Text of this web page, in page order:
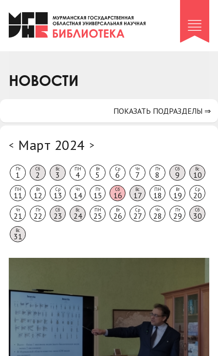
Клуб «Гиря и сельдерей»
Клуб «Семейный архив»
Коллегам
НОВОСТИ
< Март 2024 >
Пт
1
Сб
2
Вс
3
ПН
4
Вт
5
Ср
6
Чт
7
Пт
8
Сб
9
Вс
10
ПН
11
Вт
12
Ср
13
Чт
14
Пт
15
Сб
16
Вс
17
ПН
18
Вт
19
Ср
20
Чт
21
Пт
22
Сб
23
Вс
24
ПН
25
Вт
26
Ср
27
Чт
28
Пт
29
Сб
30
Вс
31
ПОКАЗАТЬ ПОДРАЗДЕЛЫ ⇒